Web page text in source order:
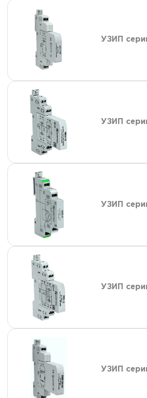
УЗИП
УЗИП
УЗИП
УЗИП
УЗИП